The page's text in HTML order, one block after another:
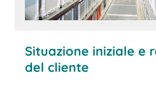
Situazione iniziale e
del cliente